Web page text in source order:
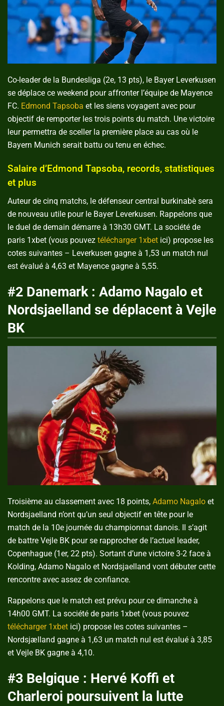
Co-leader de la Bundesliga (2e, 13 pts), le Bayer Leverkusen
se déplace ce weekend pour affronter l’équipe de Mayence
FC. Edmond Tapsoba et les siens voyagent avec pour
objectif de remporter les trois points du match. Une victoire
leur permettra de sceller la première place au cas où le
Bayern Munich serait battu ou tenu en échec.
Salaire d’Edmond Tapsoba, records, statistiques
et plus
Auteur de cinq matchs, le défenseur central burkinabè sera
de nouveau utile pour le Bayer Leverkusen. Rappelons que
le duel de demain démarre à 13h30 GMT. La société de
paris 1xbet (vous pouvez télécharger 1xbet ici) propose les
cotes suivantes – Leverkusen gagne à 1,53 un match nul
est évalué à 4,63 et Mayence gagne à 5,55.
#2 Danemark : Adamo Nagalo et
Nordsjaelland se déplacent à Vejle
BK
Troisième au classement avec 18 points, Adamo Nagalo et
Nordsjaelland n’ont qu’un seul objectif en tête pour le
match de la 10e journée du championnat danois. Il s’agit
de battre Vejle BK pour se rapprocher de l’actuel leader,
Copenhague (1er, 22 pts). Sortant d’une victoire 3-2 face à
Kolding, Adamo Nagalo et Nordsjaelland vont débuter cette
rencontre avec assez de confiance.
Rappelons que le match est prévu pour ce dimanche à
14h00 GMT. La société de paris 1xbet (vous pouvez
télécharger 1xbet ici) propose les cotes suivantes –
Nordsjælland gagne à 1,63 un match nul est évalué à 3,85
et Vejle BK gagne à 4,10.
#3 Belgique : Hervé Koffi et
Charleroi poursuivent la lutte